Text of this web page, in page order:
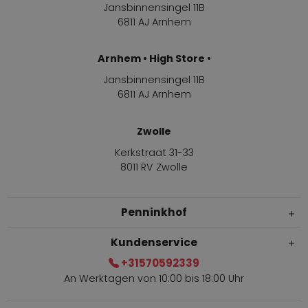
Jansbinnensingel 11B
6811 AJ Arnhem
Arnhem • High Store •
Jansbinnensingel 11B
6811 AJ Arnhem
Zwolle
Kerkstraat 31-33
8011 RV Zwolle
Penninkhof
Kundenservice
+31570592339
An Werktagen von 10:00 bis 18:00 Uhr